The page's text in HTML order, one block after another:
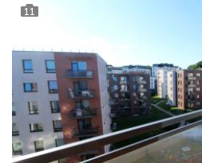
11